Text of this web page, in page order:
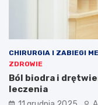
CHIRURGIA I ZABIEGI
ZDROWIE
Ból biodra i
leczenia